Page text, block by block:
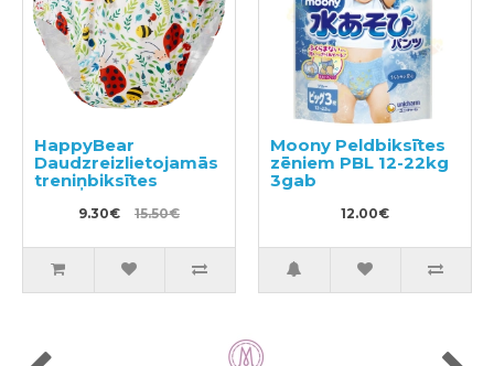
HappyBear
Daudzreizlietojamās
treniņbiksītes
9.30€ 15.50€
Moony Peldbiksītes
zēniem PBL 12-22kg
3gab
12.00€